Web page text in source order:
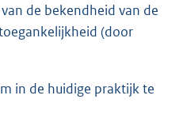
de bekendheid van de
(door
in de huidige praktijk te